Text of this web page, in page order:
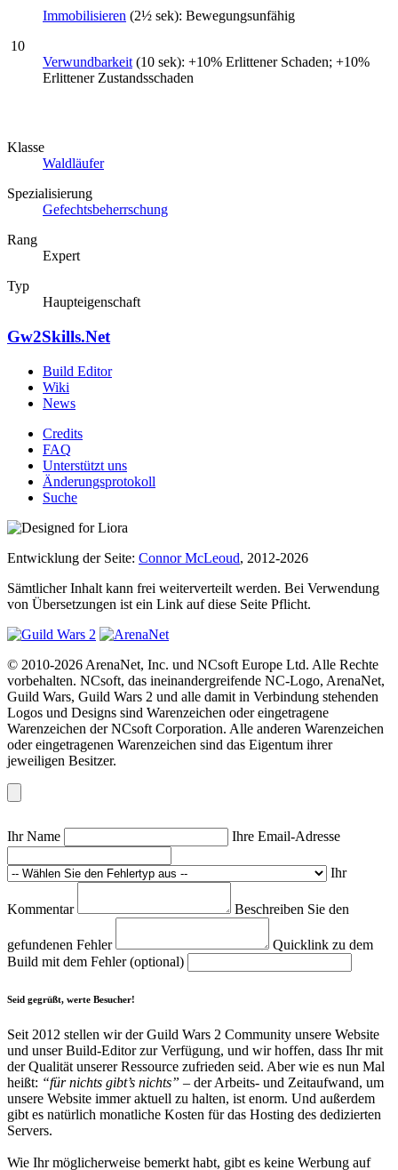
Immobilisieren (2½ sek): Bewegungsunfähig
10
Verwundbarkeit (10 sek): +10% Erlittener Schaden; +10%
Erlittener Zustandsschaden
Klasse
Waldläufer
Spezialisierung
Gefechtsbeherrschung
Rang
Expert
Typ
Haupteigenschaft
Gw2Skills.Net
Build Editor
Wiki
News
Credits
FAQ
Unterstützt uns
Änderungsprotokoll
Suche
Entwicklung der Seite: Connor McLeoud, 2012-2026
Sämtlicher Inhalt kann frei weiterverteilt werden. Bei Verwendung
von Übersetzungen ist ein Link auf diese Seite Pflicht.
© 2010-2026 ArenaNet, Inc. und NCsoft Europe Ltd. Alle Rechte
vorbehalten. NCsoft, das ineinandergreifende NC-Logo, ArenaNet,
Guild Wars, Guild Wars 2 und alle damit in Verbindung stehenden
Logos und Designs sind Warenzeichen oder eingetragene
Warenzeichen der NCsoft Corporation. Alle anderen Warenzeichen
oder eingetragenen Warenzeichen sind das Eigentum ihrer
jeweiligen Besitzer.
Ihr Name Ihre Email-Adresse
Ihr
Kommentar Beschreiben Sie den
gefundenen Fehler
Quicklink zu dem
Build mit dem Fehler (optional)
Seid gegrüßt, werte Besucher!
Seit 2012 stellen wir der Guild Wars 2 Community unsere Website
und unser Build-Editor zur Verfügung, und wir hoffen, dass Ihr mit
der Qualität unserer Ressource zufrieden seid. Aber wie es nun Mal
heißt: “für nichts gibt’s nichts” – der Arbeits- und Zeitaufwand, um
unsere Website immer aktuell zu halten, ist enorm. Und außerdem
gibt es natürlich monatliche Kosten für das Hosting des dedizierten
Servers.
Wie Ihr möglicherweise bemerkt habt, gibt es keine Werbung auf